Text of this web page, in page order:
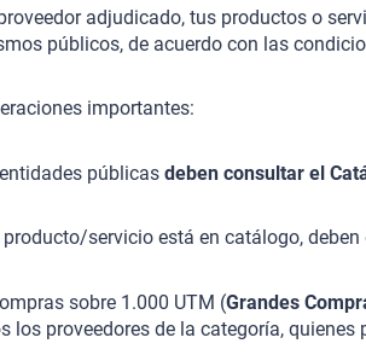
adjudicado, tus productos o
públicos, de acuerdo con las
importantes:
públicas deben consultar el
producto/servicio está en catálogo,
sobre 1.000 UTM (Grandes
los proveedores de la categoría,